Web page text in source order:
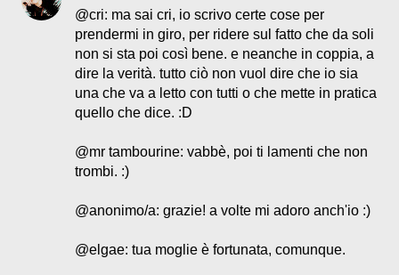
@cri: ma sai cri, io scrivo certe cose per
prendermi in giro, per ridere sul fatto che da soli
non si sta poi così bene. e neanche in coppia, a
dire la verità. tutto ciò non vuol dire che io sia
una che va a letto con tutti o che mette in pratica
quello che dice. :D
@mr tambourine: vabbè, poi ti lamenti che non
trombi. :)
@anonimo/a: grazie! a volte mi adoro anch'io :)
@elgae: tua moglie è fortunata, comunque.